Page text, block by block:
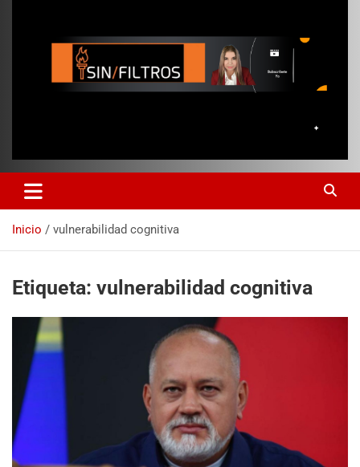
Inicio vulnerabilidad cognitiva
Etiqueta: vulnerabilidad cognitiva